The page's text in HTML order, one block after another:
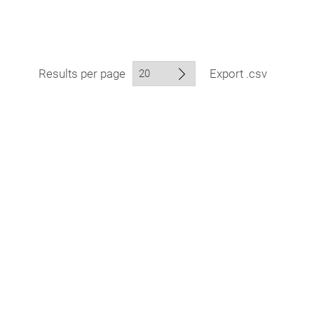
Results per page Export .csv